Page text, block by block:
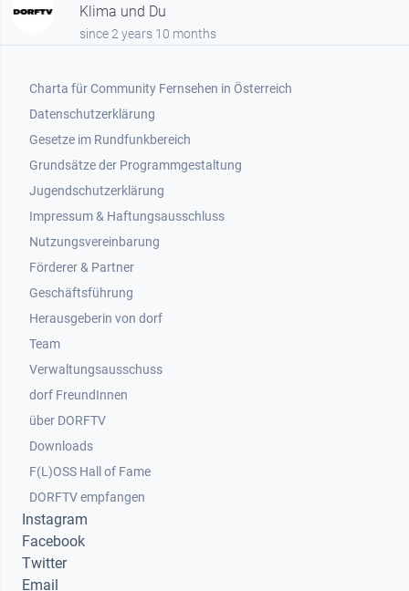
Klima und Du
since 2 years 10 months
Footer 1
Charta für Community Fernsehen in Österreich
Datenschutzerklärung
Gesetze im Rundfunkbereich
Grundsätze der Programmgestaltung
Jugendschutzerklärung
Impressum & Haftungsausschluss
Nutzungsvereinbarung
Footer 2
Förderer & Partner
Geschäftsführung
Herausgeberin von dorf
Team
Verwaltungsausschuss
dorf FreundInnen
Footer 3
über DORFTV
Downloads
F(L)OSS Hall of Fame
Footer 4
DORFTV empfangen
Instagram
Facebook
Twitter
Email